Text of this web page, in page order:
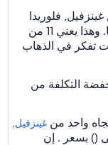
غينزفيل, فلوريدا
(GNV - مطار غينزفيل الإقليمي) يوميًا. وهذا يعني 11 من
تفكر في الذهاب
التكلفة من
واحد من غينزفيل,
() بسعر . إن